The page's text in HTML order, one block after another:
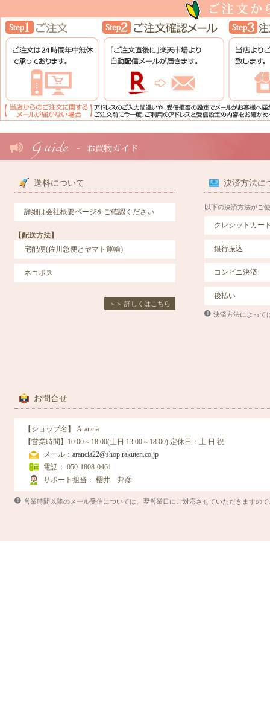
送料について
詳細は会社概要ページをご確認ください
【配送方法】
宅配便(佐川急便とヤマト運輸)
ネコポス
＞＞ 詳しくはこちら
決済方法に
以下の決済方法がご
クレジットカー
銀行振込
コンビニ決済
後払い
決済方法によって
お問合せ
【ショップ名】 Arancia
【営業時間】10:00～18:00(土日 13:00～18:00) 定休日 ：土 日 祝
メール： arancia22@shop.rakuten.co.jp
電話： 050-1808-0461
サポート担当： 櫻井 邦彦
営業時間以降のメール受信については、翌営業日にご対応させていただきますの